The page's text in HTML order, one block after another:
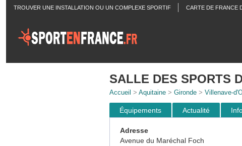
TROUVER UNE INSTALLATION OU UN COMPLEXE SPORTIF CARTE DE FRANCE
SALLE DES SPORTS
Accueil > Aquitaine> Gironde> Villenave-
Équipements Actualité
Adresse
Avenue du Maréchal Foch